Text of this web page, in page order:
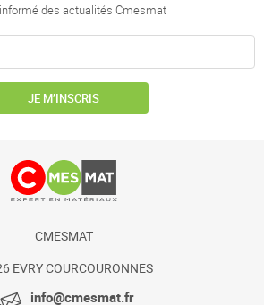
des actualités Cmesmat
JE M’INSCRIS
CMESMAT
EVRY COURCOURONNES
info@cmesmat.fr